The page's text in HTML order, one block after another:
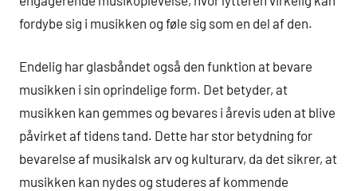
fordybe sig i musikken og føle sig som en del af den.
Endelig har glasbåndet også den funktion at bevare
musikken i sin oprindelige form. Det betyder, at
musikken kan gemmes og bevares i årevis uden at blive
påvirket af tidens tand. Dette har stor betydning for
bevarelse af musikalsk arv og kulturarv, da det sikrer, at
musikken kan nydes og studeres af kommende